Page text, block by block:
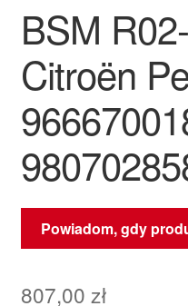
Zasady i warunki
BSM
Citroën
Powiadom, gdy
807,00 zł